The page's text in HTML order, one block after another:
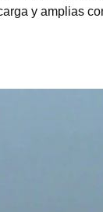
y amplias